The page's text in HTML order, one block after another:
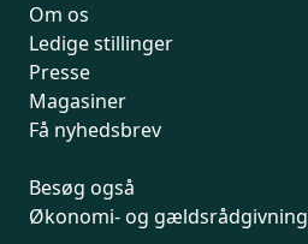
Om os
Ledige stillinger
Presse
Magasiner
Få nyhedsbrev
Besøg også
Økonomi- og gældsrådgivning